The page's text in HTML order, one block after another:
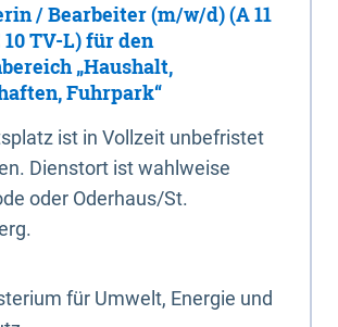
/ Bearbeiter (m/w/d) (A 11
10 TV-L) für den
„Haushalt,
Fuhrpark“
ist in Vollzeit unbefristet
Dienstort ist wahlweise
oder Oderhaus/St.
für Umwelt, Energie und